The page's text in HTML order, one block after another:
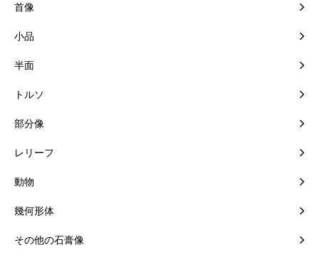
首像
小品
半面
トルソ
部分像
レリーフ
動物
幾何形体
その他の石膏像